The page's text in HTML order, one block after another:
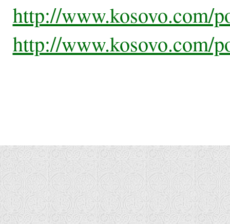
http://www.kosovo.com/
http://www.kosovo.com/